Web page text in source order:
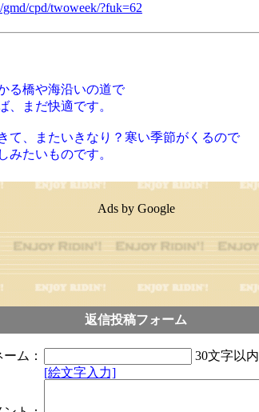
cpd/twoweek/?fuk=62
る橋や海沿いの道で
、まだ快適です。
て、またいきなり？寒い季節がくるので
みたいものです。
Ads by Google
返信投稿フォーム
ム： 30文字以内
[絵文字入力]